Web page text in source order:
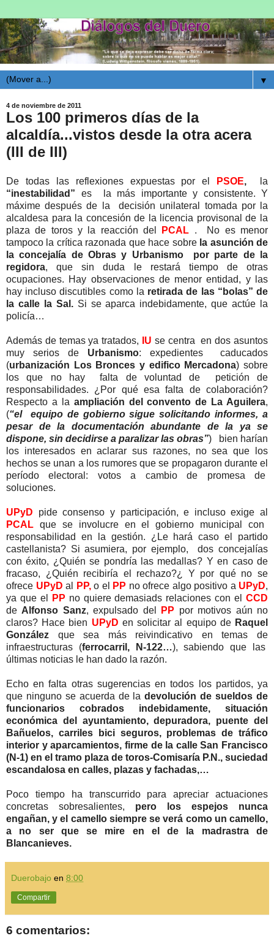
▼
4 de noviembre de 2011
Los 100 primeros días de la
alcaldía...vistos desde la otra acera
(III de III)
De todas las reflexiones expuestas por el PSOE, la
“inestabilidad” es la más importante y consistente. Y
máxime después de la decisión unilateral tomada por la
alcaldesa para la concesión de la licencia provisonal de la
plaza de toros y la reacción del
PCAL . No es menor
tampoco la crítica razonada que hace sobrela asunción de
la concejalía de Obras y Urbanismo por parte de la
regidora, que sin duda le restará tiempo de otras
ocupaciones. Hay observaciones de menor entidad, y las
hay incluso discutibles como la retirada de las “bolas” de
la calle la Sal.Si se aparca indebidamente, que actúe la
policía…
Además de temas ya tratados, IU se centra en dos asuntos
muy serios de Urbanismo: expedientes caducados
(urbanización Los Bronces y edifico Mercadona) sobre
los que no hay falta de voluntad de petición de
responsabilidades. ¿Por qué esa falta de colaboración?
Respecto a la ampliación del convento de La Aguilera,
(“el equipo de gobierno sigue solicitando informes, a
pesar de la documentación abundante de la ya se
dispone, sin decidirse a paralizar las obras”) bien harían
los interesados en aclarar sus razones, no sea que los
hechos se unan a los rumores que se propagaron durante el
período electoral: votos a cambio de promesa de
soluciones.
UPyD pide consenso y participación, e incluso exige al
PCAL que se involucre en el gobierno municipal con
responsabilidad en la gestión. ¿Le hará caso el partido
castellanista? Si asumiera, por ejemplo, dos concejalías
con éxito, ¿Quién se pondría las medallas? Y en caso de
fracaso, ¿Quién recibiría el rechazo?¿ Y por qué no se
ofrece UPyD al PP,o el PP no ofrece algo positivo a UPyD,
ya que el
PP no quiere demasiads relaciones con elCCD
de Alfonso Sanz, expulsado del PP por motivos aún no
claros? Hace bien UPyD en solicitar al equipo de Raquel
González que sea más reivindicativo en temas de
infraestructuras (ferrocarril, N-122…), sabiendo que las
últimas noticias le han dado la razón.
Echo en falta otras sugerencias en todos los partidos, ya
que ninguno se acuerda de ladevolución de sueldos de
funcionarios cobrados indebidamente, situación
económica del ayuntamiento, depuradora, puente del
Bañuelos, carriles bici seguros, problemas de tráfico
interior y aparcamientos, firme de la calle San Francisco
(N-1) en el tramo plaza de toros-Comisaría P.N., suciedad
escandalosa en calles, plazas y fachadas,…
Poco tiempo ha transcurrido para apreciar actuaciones
concretas sobresalientes, pero los espejos nunca
engañan, y el camello siempre se verá como un camello,
a no ser que se mire en el de la madrastra de
Blancanieves.
Duerobajo en 8:00
Compartir
6 comentarios: